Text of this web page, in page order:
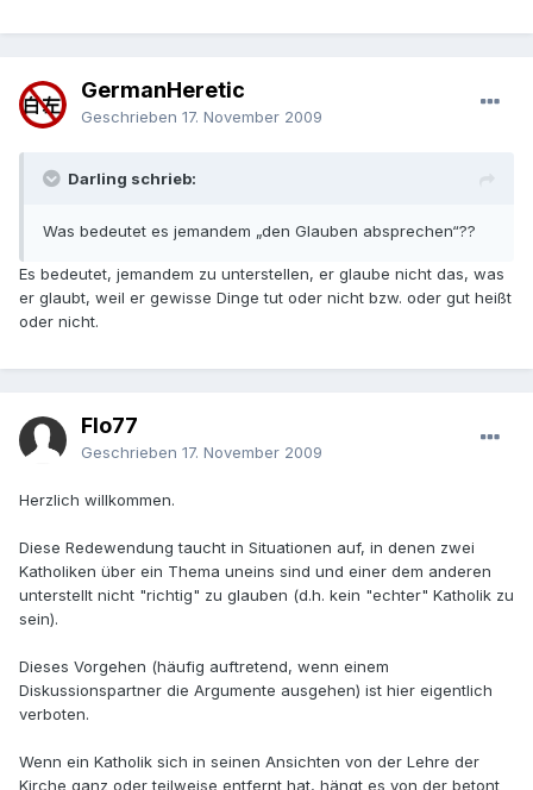
GermanHeretic
Geschrieben 17. November 2009
Darling schrieb:
Was bedeutet es jemandem „den Glauben absprechen“??
Es bedeutet, jemandem zu unterstellen, er glaube nicht das, was
er glaubt, weil er gewisse Dinge tut oder nicht bzw. oder gut heißt
oder nicht.
Flo77
Geschrieben 17. November 2009
Herzlich willkommen.
Diese Redewendung taucht in Situationen auf, in denen zwei
Katholiken über ein Thema uneins sind und einer dem anderen
unterstellt nicht "richtig" zu glauben (d.h. kein "echter" Katholik zu
sein).
Dieses Vorgehen (häufig auftretend, wenn einem
Diskussionspartner die Argumente ausgehen) ist hier eigentlich
verboten.
Wenn ein Katholik sich in seinen Ansichten von der Lehre der
Kirche ganz oder teilweise entfernt hat, hängt es von der betont